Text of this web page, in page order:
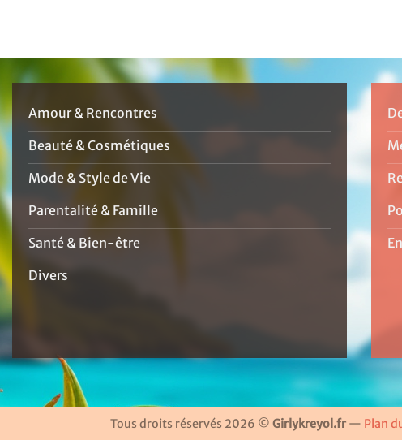
Amour & Rencontres
Beauté & Cosmétiques
Mode & Style de Vie
Parentalité & Famille
Santé & Bien-être
Divers
Tous droits réservés 2026 © Girlykreyol.fr — Plan